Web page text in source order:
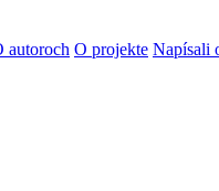
autoroch O projekte Napísali